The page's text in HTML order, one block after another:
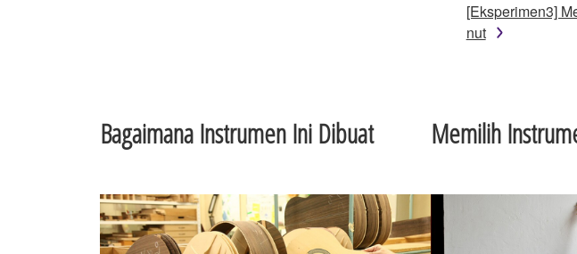
[Eksperimen3]
nut
Bagaimana Instrumen Ini Dibuat Memilih